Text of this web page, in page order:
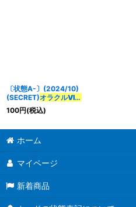
〔状態A-〕(2024/10)
(SECRET)オラクルVIオ
ーバーラバーズ
SEC】{BS67-CP08}
100円(税込)
ホーム
マイページ
新着商品